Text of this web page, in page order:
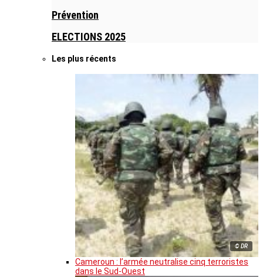
Prévention
ELECTIONS 2025
Les plus récents
© DR
Cameroun : l’armée neutralise cinq terroristes
dans le Sud-Ouest